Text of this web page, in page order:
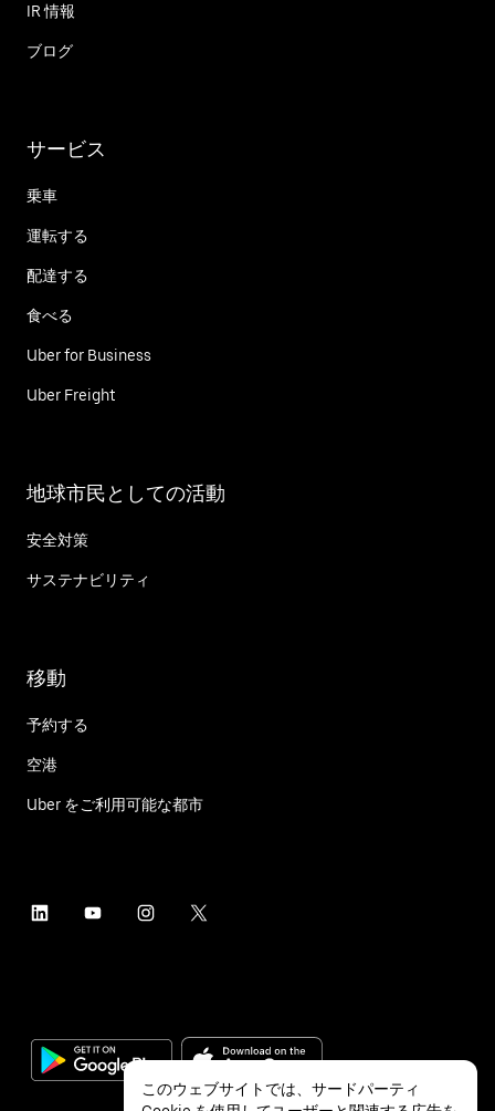
IR 情報
ブログ
サービス
乗車
運転する
配達する
食べる
Uber for Business
Uber Freight
地球市民としての活動
安全対策
サステナビリティ
移動
予約する
空港
Uber をご利用可能な都市
このウェブサイトでは、サードパーティ